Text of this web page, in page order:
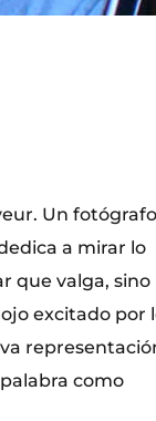
Un fotógrafo
a mirar lo
que valga, sino
excitado por
como